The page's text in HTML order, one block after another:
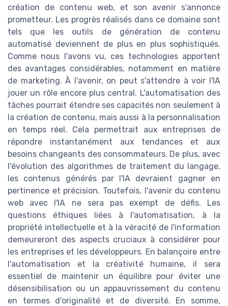
création de contenu web, et son avenir s'annonce
prometteur. Les progrès réalisés dans ce domaine sont
tels que les outils de génération de contenu
automatisé deviennent de plus en plus sophistiqués.
Comme nous l'avons vu, ces technologies apportent
des avantages considérables, notamment en matière
de marketing. À l'avenir, on peut s'attendre à voir l'IA
jouer un rôle encore plus central. L'automatisation des
tâches pourrait étendre ses capacités non seulement à
la création de contenu, mais aussi à la personnalisation
en temps réel. Cela permettrait aux entreprises de
répondre instantanément aux tendances et aux
besoins changeants des consommateurs. De plus, avec
l'évolution des algorithmes de traitement du langage,
les contenus générés par l'IA devraient gagner en
pertinence et précision. Toutefois, l'avenir du contenu
web avec l'IA ne sera pas exempt de défis. Les
questions éthiques liées à l'automatisation, à la
propriété intellectuelle et à la véracité de l'information
demeureront des aspects cruciaux à considérer pour
les entreprises et les développeurs. En balançoire entre
l'automatisation et la créativité humaine, il sera
essentiel de maintenir un équilibre pour éviter une
désensibilisation ou un appauvrissement du contenu
en termes d'originalité et de diversité. En somme,